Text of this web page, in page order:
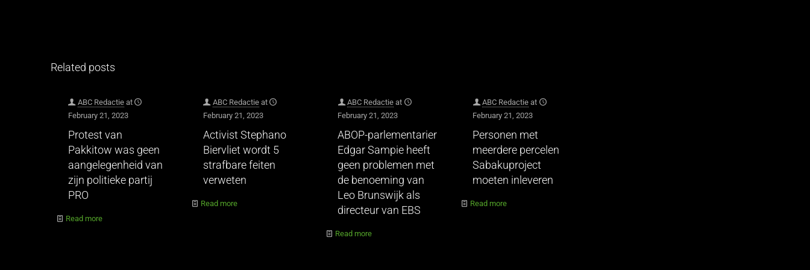
Related posts
ABC Redactie at
February 21, 2023
Protest van
Pakkitow was geen
aangelegenheid van
zijn politieke partij
PRO
Read more
ABC Redactie at
February 21, 2023
Activist Stephano
Biervliet wordt 5
strafbare feiten
verweten
Read more
ABC Redactie at
February 21, 2023
ABOP-parlementarier
Edgar Sampie heeft
geen problemen met
de benoeming van
Leo Brunswijk als
directeur van EBS
Read more
ABC Redactie at
February 21, 2023
Personen met
meerdere percelen
Sabakuproject
moeten inleveren
Read more